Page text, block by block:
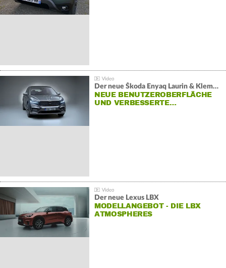
Der neue Škoda Enyaq Laurin & Klement
NEUE BENUTZEROBERFLÄCHE
UND VERBESSERTE…
Der neue Lexus LBX
MODELLANGEBOT - DIE LBX
ATMOSPHERES